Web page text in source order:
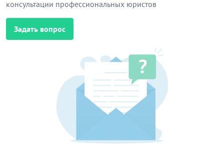
консультации профессиональных юристов
Задать вопрос